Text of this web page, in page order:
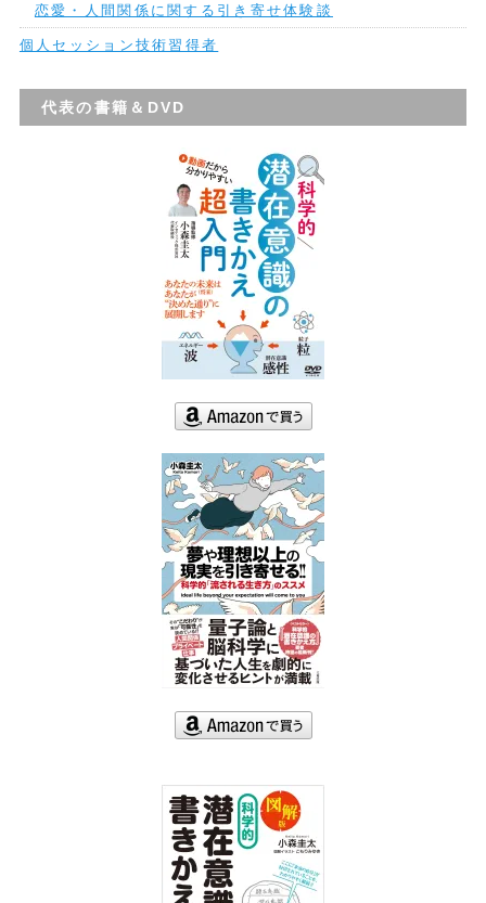
恋愛・人間関係に関する引き寄せ体験談
個人セッション技術習得者
代表の書籍＆DVD